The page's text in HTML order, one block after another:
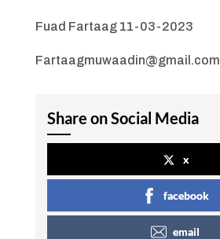
Fuad Fartaag 11-03-2023
Fartaagmuwaadin@gmail.com
Share on Social Media
x
facebook
email